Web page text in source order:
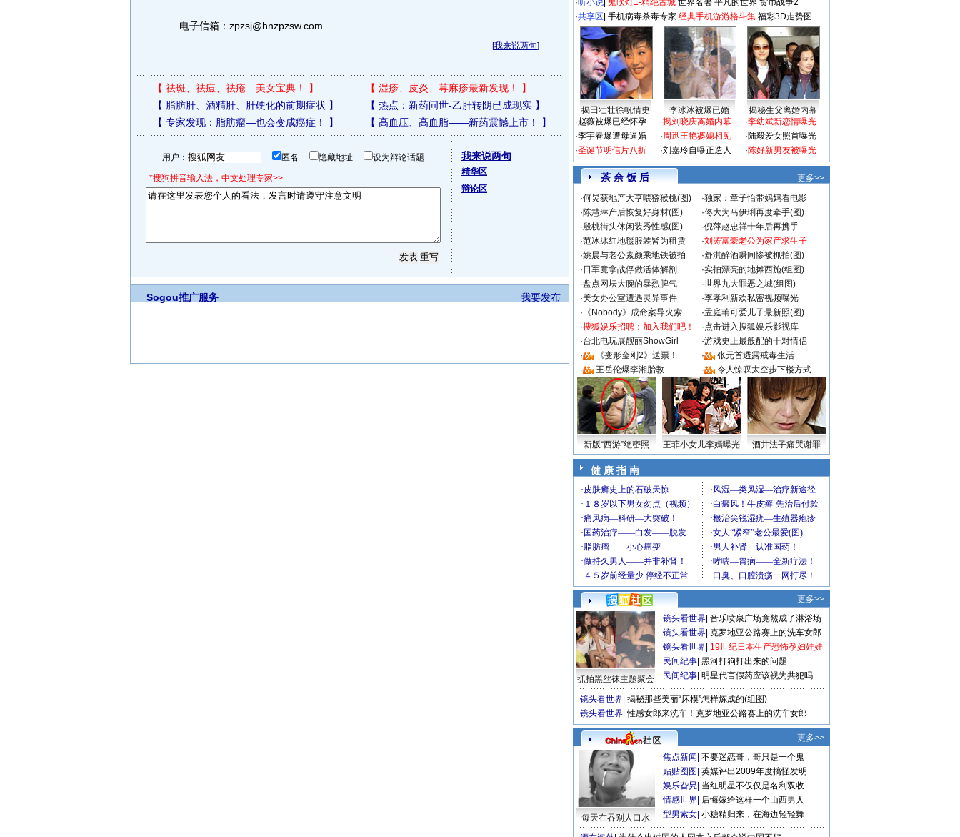
电子信箱：zpzsj@hnzpzsw.com
[我来说两句]
【 祛斑、祛痘、祛疮—美女宝典！ 】 【 湿疹、皮炎、荨麻疹最新发现！
】
【 脂肪肝、酒精肝、肝硬化的前期症状 】 【 热点：新药问世-乙肝转阴已成现实】
【 专家发现：脂肪瘤—也会变成癌症！ 】 【 高血压、高血脂——新药震憾上市！ 】
用户： 匿名 隐藏地址 设为辩论话题
*搜狗拼音输入法，中文处理专家>>
我来说两句
精华区
辩论区
我要发布
Sogou推广服务
·听小说 鬼吹灯1-精绝古城 世界名著 平凡的世界 货币战争2
·共享区 手机病毒杀毒专家 经典手机游游格斗集 福彩3D走势图
揭田壮壮徐帆情史 李冰冰被爆已婚
揭秘生父离婚内幕
·赵薇被爆已经怀孕
·李宇春爆遭母逼婚
·圣诞节明信片八折
·揭刘晓庆离婚内幕
·周迅王艳婆媳相见
·刘嘉玲自曝正造人
·李幼斌新恋情曝光
·陆毅爱女照首曝光
·陈好新男友被曝光
茶 余 饭 后
更多>>
·何炅获地产大亨喂猕猴桃(图) ·独家：章子怡带妈妈看电影
·陈慧琳产后恢复好身材(图) ·佟大为马伊琍再度牵手(图)
·殷桃街头休闲装秀性感(图) ·倪萍赵忠祥十年后再携手
·范冰冰红地毯服装皆为租赁 ·刘涛富豪老公为家产求生子
·姚晨与老公素颜乘地铁被拍 ·舒淇醉酒瞬间惨被抓拍(图)
· 日军竟拿战俘做活体解剖 ·实拍漂亮的地摊西施(组图)
·盘点网坛大腕的暴烈脾气 ·世界九大罪恶之城(组图)
·美女办公室遭遇灵异事件 ·李孝利新欢私密视频曝光
· 《Nobody》成命案导火索 ·孟庭苇可爱儿子最新照(图)
·搜狐娱乐招聘：加入我们吧！ ·点击进入搜狐娱乐影视库
·台北电玩展靓丽ShowGirl ·游戏史上最般配的十对情侣
·
《变形金刚2》送票！ ·
张元首透露戒毒生活
·
王岳伦爆李湘胎教 · 令人惊叹太空步下楼方式
新版“西游”绝密照 王菲小女儿李嫣曝光 酒井法子痛哭谢罪
健 康 指 南
更多>>
抓拍黑丝袜主题聚会
镜头看世界 音乐喷泉广场竟然成了淋浴场
镜头看世界 克罗地亚公路赛上的洗车女郎
镜头看世界 19世纪日本生产恐怖孕妇娃娃
民间纪事 黑河打狗打出来的问题
民间纪事 明星代言假药应该视为共犯吗
镜头看世界 揭秘那些美丽“床模”怎样炼成的(组图)
镜头看世界 性感女郎来洗车！克罗地亚公路赛上的洗车女郎
更多>>
每天在吞别人口水
焦点新闻 不要迷恋哥，哥只是一个鬼
贴贴图图 英媒评出2009年度搞怪发明
娱乐旮旯 当红明星不仅仅是名利双收
情感世界 后悔嫁给这样一个山西男人
型男索女 小糖精归来，在海边轻轻舞